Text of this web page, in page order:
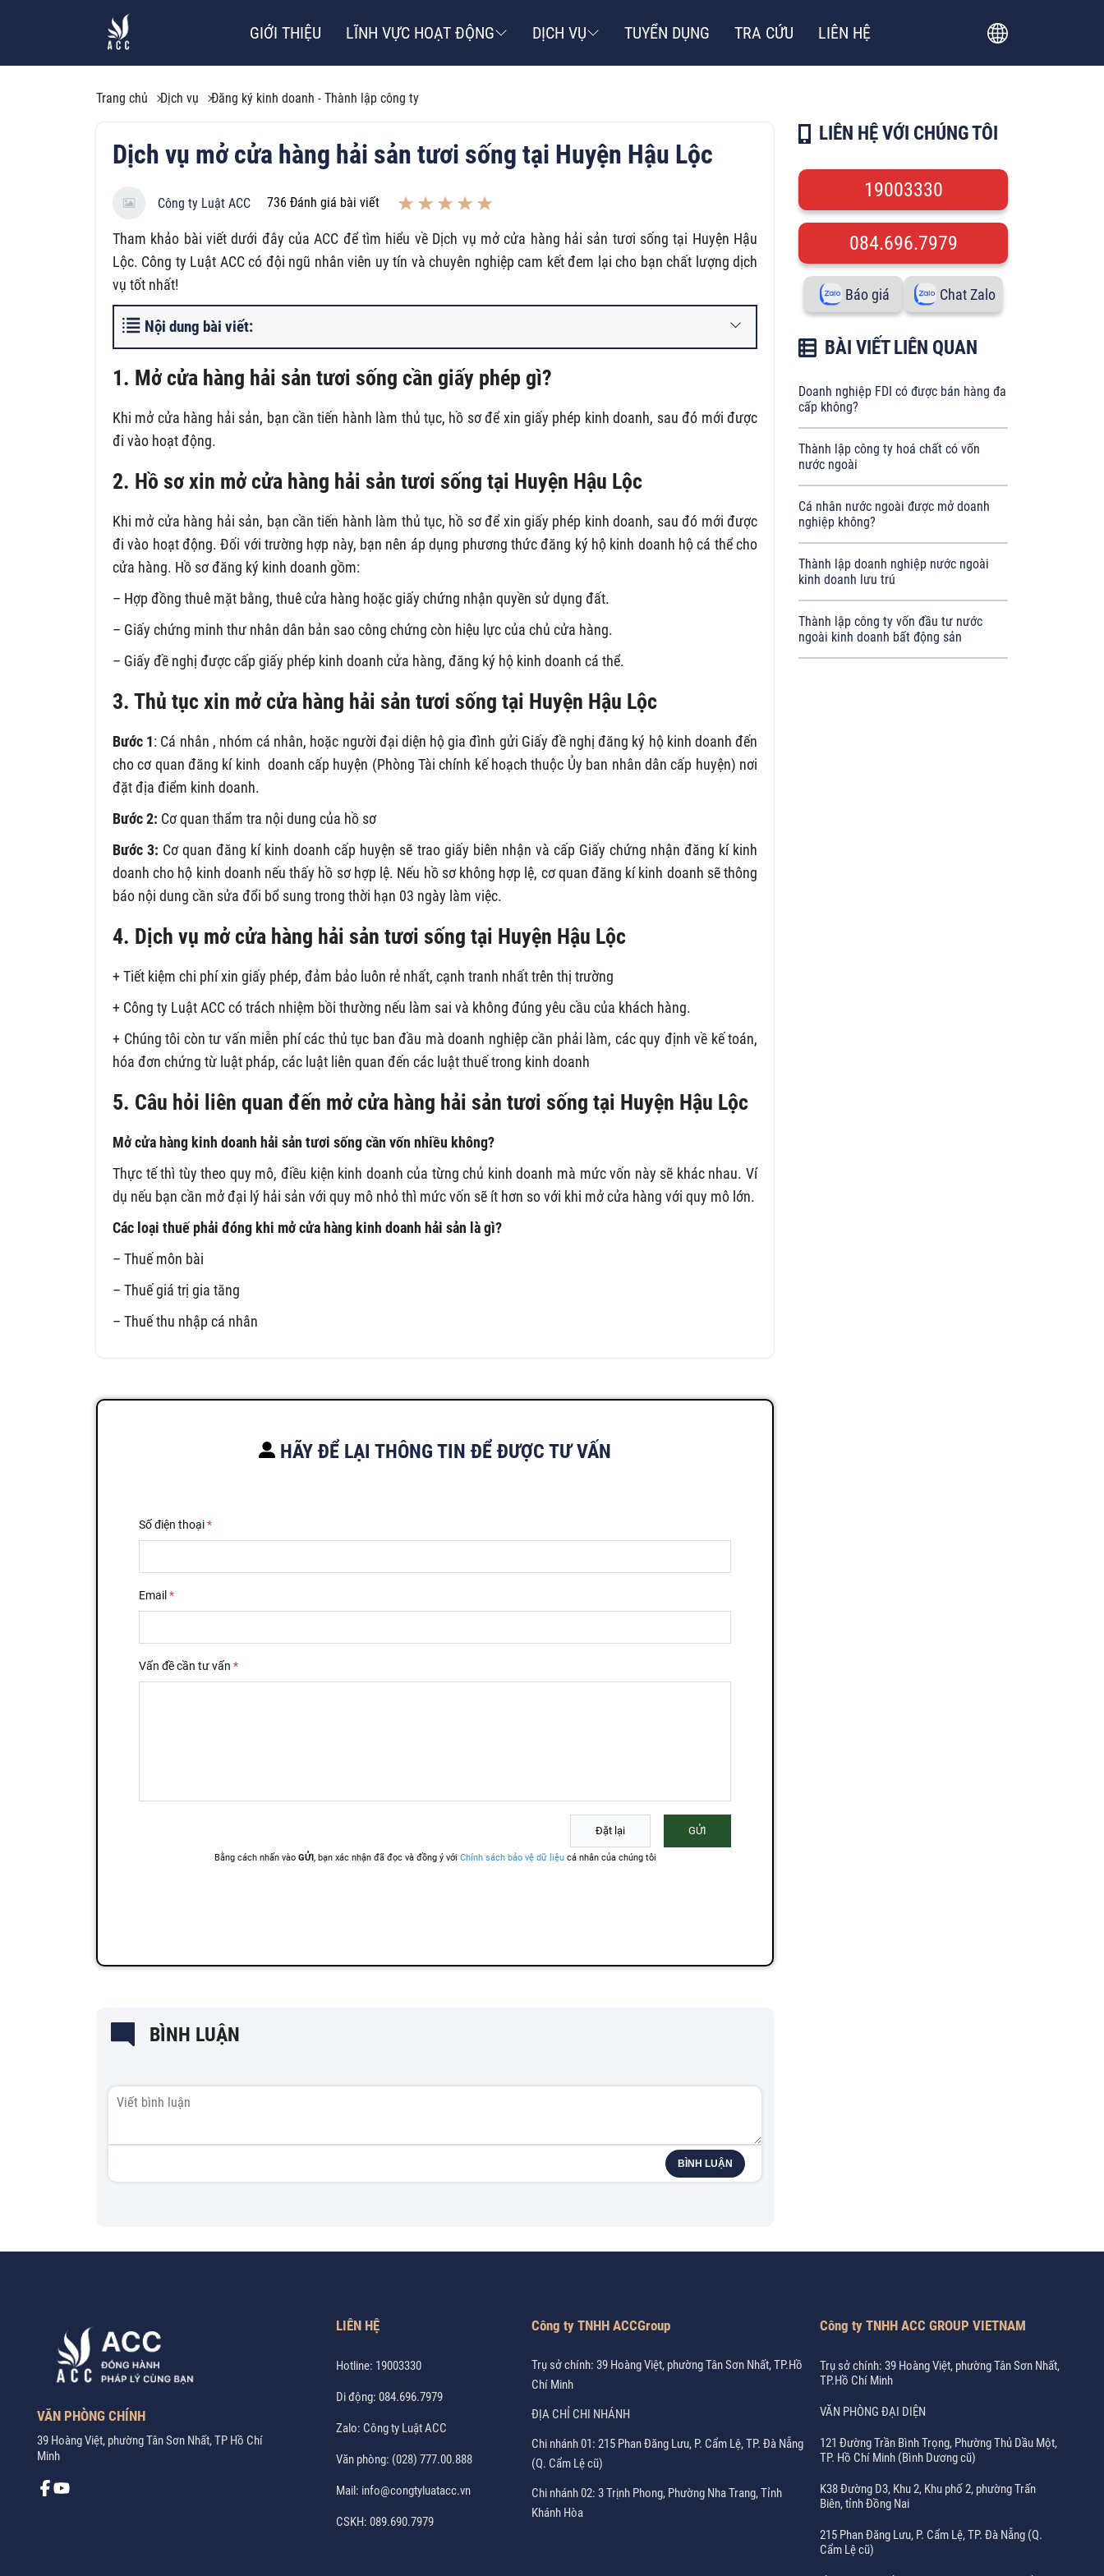
GIỚI THIỆU LĨNH VỰC HOẠT ĐỘNG DỊCH VỤ TUYỂN DỤNG TRA CỨU LIÊN HỆ
Trang chủ Dịch vụ Đăng ký kinh doanh - Thành lập công ty
Dịch vụ mở cửa hàng hải sản tươi sống tại Huyện Hậu Lộc
Công ty Luật ACC 736 Đánh giá bài viết
Tham khảo bài viết dưới đây của ACC để tìm hiểu về Dịch vụ mở cửa hàng hải sản tươi sống tại Huyện Hậu
Lộc. Công ty Luật ACC có đội ngũ nhân viên uy tín và chuyên nghiệp cam kết đem lại cho bạn chất lượng dịch
vụ tốt nhất!
Nội dung bài viết:
1. Mở cửa hàng hải sản tươi sống cần giấy phép gì?
Khi mở cửa hàng hải sản, bạn cần tiến hành làm thủ tục, hồ sơ để xin giấy phép kinh doanh, sau đó mới được
đi vào hoạt động.
2. Hồ sơ xin mở cửa hàng hải sản tươi sống tại Huyện Hậu Lộc
Khi mở cửa hàng hải sản, bạn cần tiến hành làm thủ tục, hồ sơ để xin giấy phép kinh doanh, sau đó mới được
đi vào hoạt động. Đối với trường hợp này, bạn nên áp dụng phương thức đăng ký hộ kinh doanh hộ cá thể cho
cửa hàng. Hồ sơ đăng ký kinh doanh gồm:
– Hợp đồng thuê mặt bằng, thuê cửa hàng hoặc giấy chứng nhận quyền sử dụng đất.
– Giấy chứng minh thư nhân dân bản sao công chứng còn hiệu lực của chủ cửa hàng.
– Giấy đề nghị được cấp giấy phép kinh doanh cửa hàng, đăng ký hộ kinh doanh cá thể.
3. Thủ tục xin mở cửa hàng hải sản tươi sống tại Huyện Hậu Lộc
Bước 1: Cá nhân , nhóm cá nhân, hoặc người đại diện hộ gia đình gửi Giấy đề nghị đăng ký hộ kinh doanh đến
cho cơ quan đăng kí kinh doanh cấp huyện (Phòng Tài chính kế hoạch thuộc Ủy ban nhân dân cấp huyện) nơi
đặt địa điểm kinh doanh.
Bước 2: Cơ quan thẩm tra nội dung của hồ sơ
Bước 3: Cơ quan đăng kí kinh doanh cấp huyện sẽ trao giấy biên nhận và cấp Giấy chứng nhận đăng kí kinh
doanh cho hộ kinh doanh nếu thấy hồ sơ hợp lệ. Nếu hồ sơ không hợp lệ, cơ quan đăng kí kinh doanh sẽ thông
báo nội dung cần sửa đổi bổ sung trong thời hạn 03 ngày làm việc.
4. Dịch vụ mở cửa hàng hải sản tươi sống tại Huyện Hậu Lộc
+ Tiết kiệm chi phí xin giấy phép, đảm bảo luôn rẻ nhất, cạnh tranh nhất trên thị trường
+ Công ty Luật ACC có trách nhiệm bồi thường nếu làm sai và không đúng yêu cầu của khách hàng.
+ Chúng tôi còn tư vấn miễn phí các thủ tục ban đầu mà doanh nghiệp cần phải làm, các quy định về kế toán,
hóa đơn chứng từ luật pháp, các luật liên quan đến các luật thuế trong kinh doanh
5. Câu hỏi liên quan đến mở cửa hàng hải sản tươi sống tại Huyện Hậu Lộc
Mở cửa hàng kinh doanh hải sản tươi sống cần vốn nhiều không?
Thực tế thì tùy theo quy mô, điều kiện kinh doanh của từng chủ kinh doanh mà mức vốn này sẽ khác nhau. Ví
dụ nếu bạn cần mở đại lý hải sản với quy mô nhỏ thì mức vốn sẽ ít hơn so với khi mở cửa hàng với quy mô lớn.
Các loại thuế phải đóng khi mở cửa hàng kinh doanh hải sản là gì?
– Thuế môn bài
– Thuế giá trị gia tăng
– Thuế thu nhập cá nhân
HÃY ĐỂ LẠI THÔNG TIN ĐỂ ĐƯỢC TƯ VẤN
BÌNH LUẬN
BÌNH LUẬN
LIÊN HỆ VỚI CHÚNG TÔI
19003330
084.696.7979
Báo giá Chat Zalo
BÀI VIẾT LIÊN QUAN
Doanh nghiệp FDI có được bán hàng đa
cấp không?
Thành lập công ty hoá chất có vốn
nước ngoài
Cá nhân nước ngoài được mở doanh
nghiệp không?
Thành lập doanh nghiệp nước ngoài
kinh doanh lưu trú
Thành lập công ty vốn đầu tư nước
ngoài kinh doanh bất động sản
VĂN PHÒNG CHÍNH
39 Hoàng Việt, phường Tân Sơn Nhất, TP Hồ Chí
Minh
LIÊN HỆ
Hotline: 19003330
Di động: 084.696.7979
Zalo: Công ty Luật ACC
Văn phòng: (028) 777.00.888
Mail: info@congtyluatacc.vn
CSKH: 089.690.7979
Công ty TNHH ACCGroup
Trụ sở chính: 39 Hoàng Việt, phường Tân Sơn Nhất, TP.Hồ
Chí Minh
ĐỊA CHỈ CHI NHÁNH
Chi nhánh 01: 215 Phan Đăng Lưu, P. Cẩm Lệ, TP. Đà Nẵng
(Q. Cẩm Lệ cũ)
Chi nhánh 02: 3 Trịnh Phong, Phường Nha Trang, Tỉnh
Khánh Hòa
Công ty TNHH ACC GROUP VIETNAM
Trụ sở chính: 39 Hoàng Việt, phường Tân Sơn Nhất,
TP.Hồ Chí Minh
VĂN PHÒNG ĐẠI DIỆN
121 Đường Trần Bình Trọng, Phường Thủ Dầu Một,
TP. Hồ Chí Minh (Bình Dương cũ)
K38 Đường D3, Khu 2, Khu phố 2, phường Trấn
Biên, tỉnh Đồng Nai
215 Phan Đăng Lưu, P. Cẩm Lệ, TP. Đà Nẵng (Q.
Cẩm Lệ cũ)